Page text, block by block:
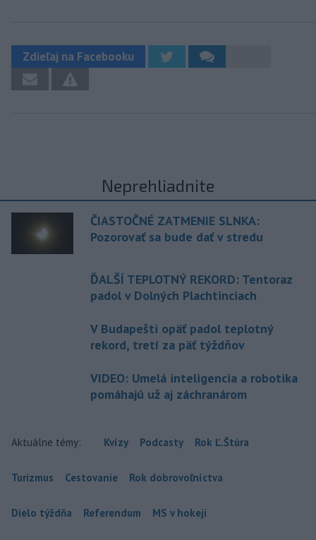
Zdieľaj na Facebooku
Neprehliadnite
ČIASTOČNÉ ZATMENIE SLNKA:
Pozorovať sa bude dať v stredu
ĎALŠÍ TEPLOTNÝ REKORD: Tentoraz
padol v Dolných Plachtinciach
V Budapešti opäť padol teplotný
rekord, tretí za päť týždňov
VIDEO: Umelá inteligencia a robotika
pomáhajú už aj záchranárom
Aktuálne témy: Kvízy Podcasty Rok Ľ.Štúra
Turizmus Cestovanie Rok dobrovoľníctva
Dielo týždňa Referendum MS v hokeji